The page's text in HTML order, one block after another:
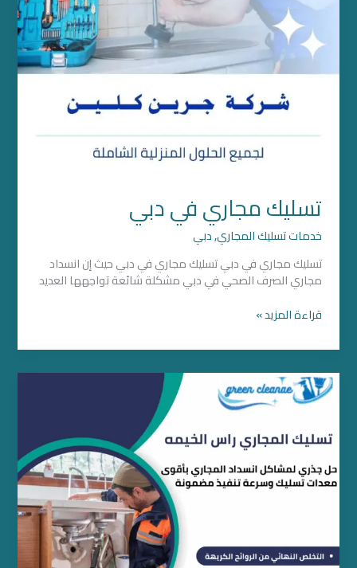
تسليك مجاري في دبي
خدمات تسليك المجاري,دبي
تسليك مجاري في دبي تسليك مجاري في دبي حيث إن انسداد
مجاري الصرف الصحي في دبي مشكلة شائعة تواجهها العديد
قراءة المزيد »
تسليك
مجاري
الخيمه